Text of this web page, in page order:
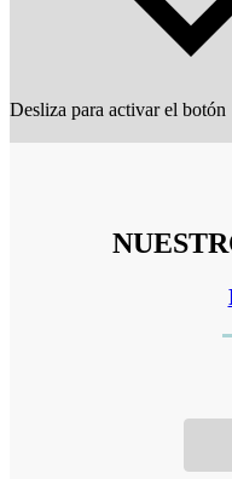
Desliza para activar el botón